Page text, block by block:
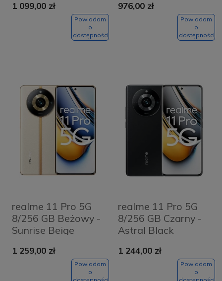
1 099,00 zł
Powiadom
o
dostępności
976,00 zł
Powiadom
o
dostępności
realme 11 Pro 5G
8/256 GB Beżowy -
Sunrise Beige
1 259,00 zł
Powiadom
o
dostępności
realme 11 Pro 5G
8/256 GB Czarny -
Astral Black
1 244,00 zł
Powiadom
o
dostępności